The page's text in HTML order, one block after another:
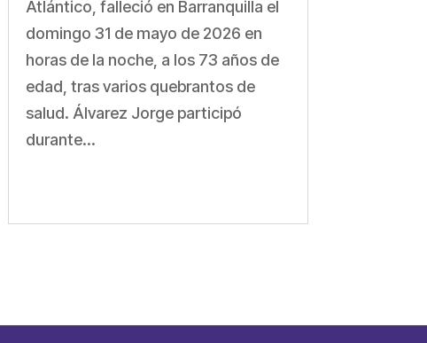
Atlántico, falleció en Barranquilla el
domingo 31 de mayo de 2026 en
horas de la noche, a los 73 años de
edad, tras varios quebrantos de
salud. Álvarez Jorge participó
durante...